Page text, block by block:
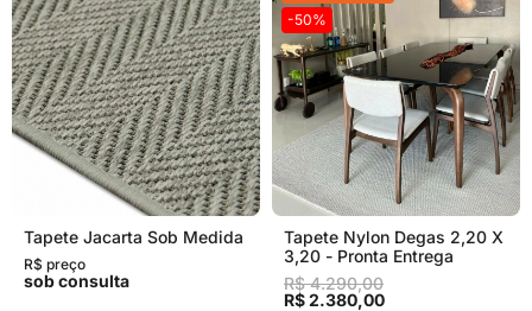
Tapete Jacarta Sob Medida
R$ preço
sob consulta
-50%
Tapete Nylon Degas 2,20 X
3,20 - Pronta Entrega
R$ 4.290,00
R$ 2.380,00